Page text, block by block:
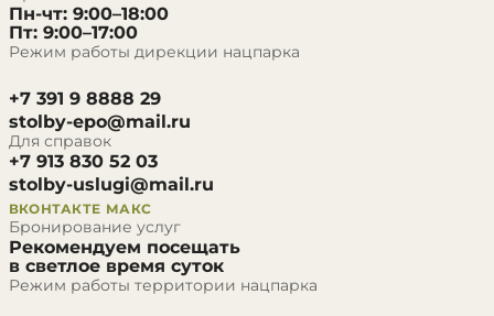
Пн-чт: 9:00–18:00
Пт: 9:00–17:00
Режим работы дирекции нацпарка
+7 391 9 8888 29
stolby-epo@mail.ru
Для справок
+7 913 830 52 03
stolby-uslugi@mail.ru
ВКОНТАКТЕ МАКС
Бронирование услуг
Рекомендуем посещать
в светлое время суток
Режим работы территории нацпарка